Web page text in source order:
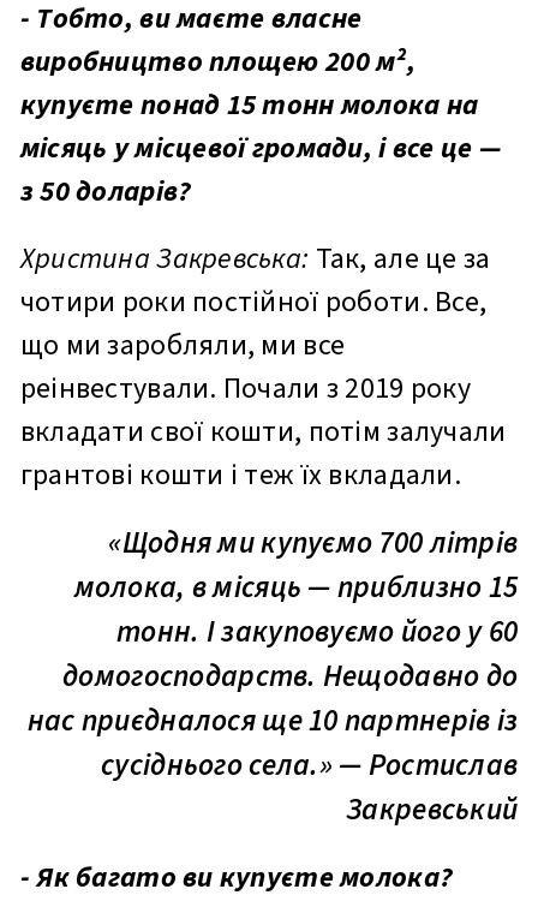
- Тобто, ви маєте власне
виробництво площею 200 м²,
купуєте понад 15 тонн молока на
місяць у місцевої громади, і все це —
з 50 доларів?
Христина Закревська: Так, але це за
чотири роки постійної роботи. Все,
що ми заробляли, ми все
реінвестували. Почали з 2019 року
вкладати свої кошти, потім залучали
грантові кошти і теж їх вкладали.
«Щодня ми купуємо 700 літрів
молока, в місяць — приблизно 15
тонн. І закуповуємо його у 60
домогосподарств. Нещодавно до
нас приєдналося ще 10 партнерів із
сусіднього села.» — Ростислав
Закревський
- Як багато ви купуєте молока?